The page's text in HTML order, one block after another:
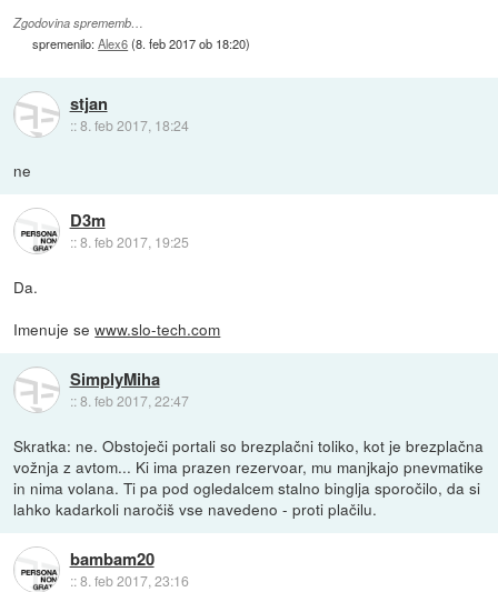
Zgodovina sprememb…
spremenilo:Alex6(8. feb 2017 ob 18:20)
stjan
::8. feb 2017, 18:24
ne
D3m
::8. feb 2017, 19:25
Da.
Imenuje sewww.slo-tech.com
SimplyMiha
::8. feb 2017, 22:47
Skratka: ne. Obstoječi portali so brezplačni toliko, kot je brezplačna
vožnja z avtom... Ki ima prazen rezervoar, mu manjkajo pnevmatike
in nima volana. Ti pa pod ogledalcem stalno binglja sporočilo, da si
lahko kadarkoli naročiš vse navedeno - proti plačilu.
bambam20
::8. feb 2017, 23:16